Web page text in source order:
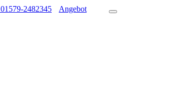
01579-2482345 Angebot